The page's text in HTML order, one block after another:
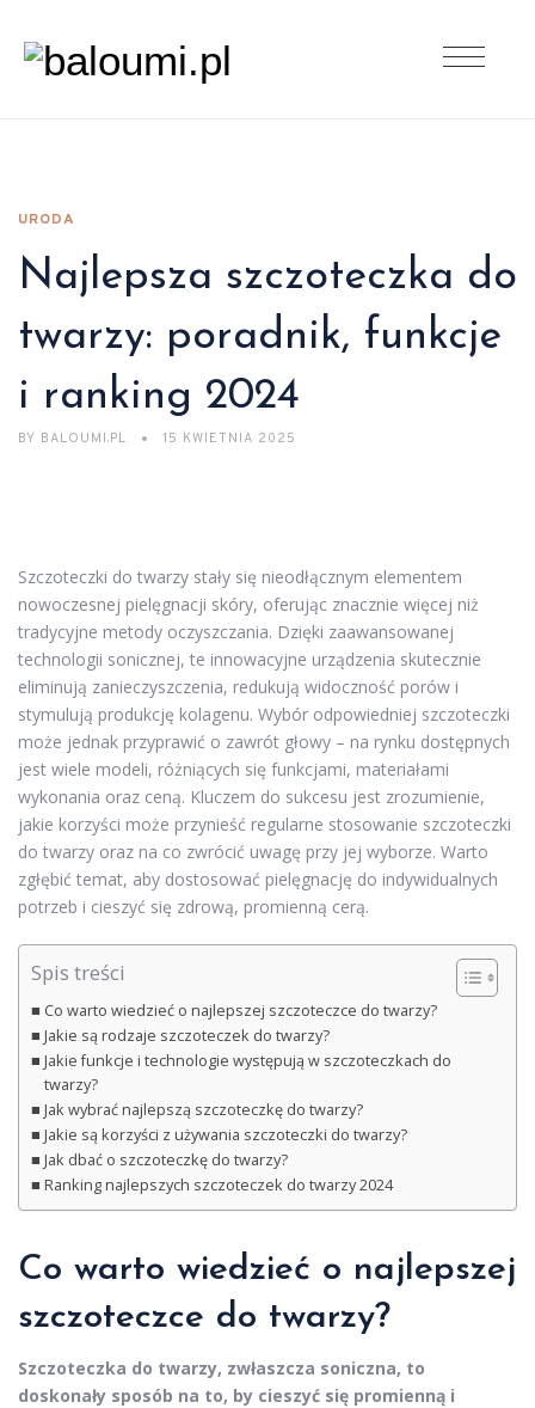
URODA
Najlepsza szczoteczka do
twarzy: poradnik, funkcje
i ranking 2024
BY BALOUMI.PL 15 KWIETNIA 2025
Szczoteczki do twarzy stały się nieodłącznym elementem
nowoczesnej pielęgnacji skóry, oferując znacznie więcej niż
tradycyjne metody oczyszczania. Dzięki zaawansowanej
technologii sonicznej, te innowacyjne urządzenia skutecznie
eliminują zanieczyszczenia, redukują widoczność porów i
stymulują produkcję kolagenu. Wybór odpowiedniej szczoteczki
może jednak przyprawić o zawrót głowy – na rynku dostępnych
jest wiele modeli, różniących się funkcjami, materiałami
wykonania oraz ceną. Kluczem do sukcesu jest zrozumienie,
jakie korzyści może przynieść regularne stosowanie szczoteczki
do twarzy oraz na co zwrócić uwagę przy jej wyborze. Warto
zgłębić temat, aby dostosować pielęgnację do indywidualnych
potrzeb i cieszyć się zdrową, promienną cerą.
Spis treści
Co warto wiedzieć o najlepszej szczoteczce do twarzy?
Jakie są rodzaje szczoteczek do twarzy?
Jakie funkcje i technologie występują w szczoteczkach do
twarzy?
Jak wybrać najlepszą szczoteczkę do twarzy?
Jakie są korzyści z używania szczoteczki do twarzy?
Jak dbać o szczoteczkę do twarzy?
Ranking najlepszych szczoteczek do twarzy 2024
Co warto wiedzieć o najlepszej
szczoteczce do twarzy?
Szczoteczka do twarzy, zwłaszcza soniczna, to
doskonały sposób na to, by cieszyć się promienną i